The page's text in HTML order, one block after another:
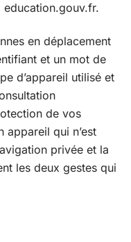
en déplacement
et un mot de
d’appareil utilisé et
de vos
appareil qui n’est
privée et la
les deux gestes qui